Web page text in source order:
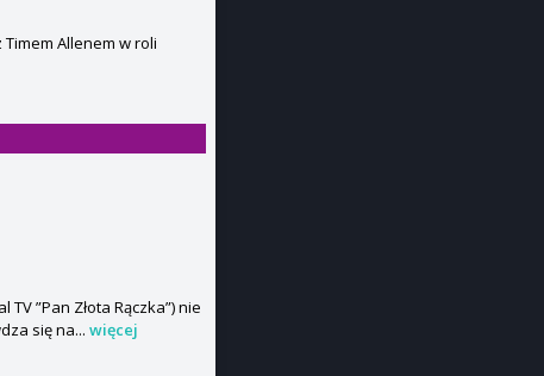
Allenem w roli
”Pan Złota Rączka”) nie
się na... więcej